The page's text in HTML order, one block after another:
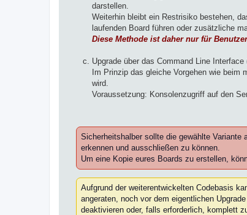
darstellen.
Weiterhin bleibt ein Restrisiko bestehen,
laufenden Board führen oder zusätzliche
Diese Methode ist daher nur für
Upgrade über das Command Line
Im Prinzip das gleiche Vorgehen wie
wird.
Voraussetzung: Konsolenzugriff auf den
Sicherheitshalber sollte die gewählte
erkennen und ausschließen zu können.
Um eine Kopie eures Boards zu erstellen,
Aufgrund der weiterentwickelten Codebasis
angeraten, noch vor dem eigentlichen
deaktivieren oder, falls erforderlich, komplett